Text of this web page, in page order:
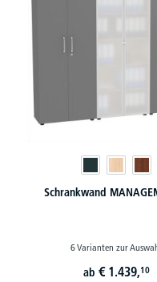
Schrankwand
6 Varianten zur
ab € 1.439,10